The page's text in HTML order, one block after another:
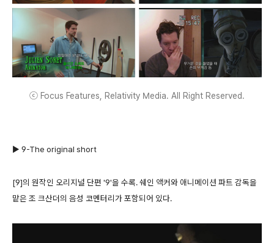
ⓒ Focus Features, Relativity Media. All Right Reserved.
▶ 9-The original short
[9]의 원작인 오리지널 단편 '9'을 수록. 쉐인 액커와 애니메이션 파트 감독을
맡은 조 크산더의 음성 코멘터리가 포함되어 있다.